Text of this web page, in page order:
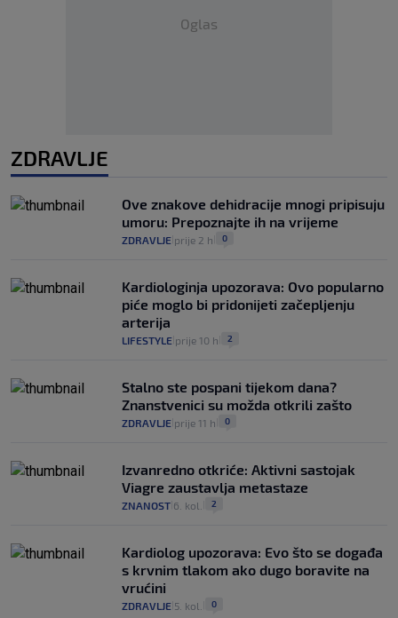
Oglas
ZDRAVLJE
Ove znakove dehidracije mnogi pripisuju
umoru: Prepoznajte ih na vrijeme
ZDRAVLJE prije 2 h 0
Kardiologinja upozorava: Ovo popularno
piće moglo bi pridonijeti začepljenju
arterija
LIFESTYLE prije 10 h 2
Stalno ste pospani tijekom dana?
Znanstvenici su možda otkrili zašto
ZDRAVLJE prije 11 h 0
Izvanredno otkriće: Aktivni sastojak
Viagre zaustavlja metastaze
ZNANOST 6. kol. 2
Kardiolog upozorava: Evo što se događa
s krvnim tlakom ako dugo boravite na
vrućini
ZDRAVLJE 5. kol. 0